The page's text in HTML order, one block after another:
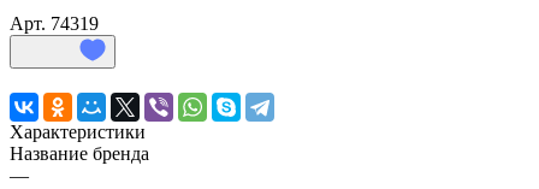
Арт. 74319
Характеристики
Название бренда
—